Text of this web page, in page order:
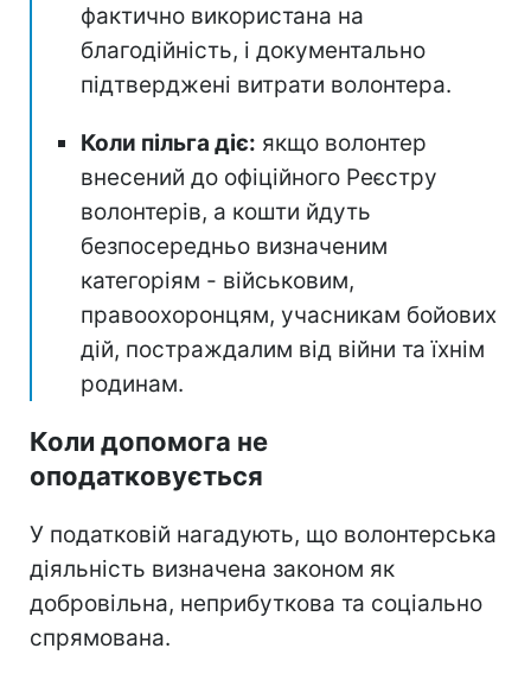
фактично використана на
благодійність, і документально
підтверджені витрати волонтера.
Коли пільга діє: якщо волонтер
внесений до офіційного Реєстру
волонтерів, а кошти йдуть
безпосередньо визначеним
категоріям - військовим,
правоохоронцям, учасникам бойових
дій, постраждалим від війни та їхнім
родинам.
Коли допомога не
оподатковується
У податковій нагадують, що волонтерська
діяльність визначена законом як
добровільна, неприбуткова та соціально
спрямована.